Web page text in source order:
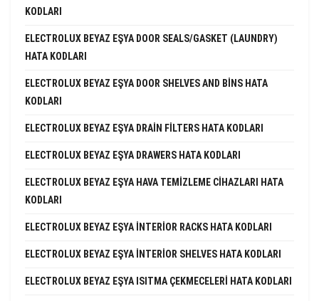
KODLARI
ELECTROLUX BEYAZ EŞYA DOOR SEALS/GASKET (LAUNDRY)
HATA KODLARI
ELECTROLUX BEYAZ EŞYA DOOR SHELVES AND BINS HATA
KODLARI
ELECTROLUX BEYAZ EŞYA DRAIN FILTERS HATA KODLARI
ELECTROLUX BEYAZ EŞYA DRAWERS HATA KODLARI
ELECTROLUX BEYAZ EŞYA HAVA TEMIZLEME CIHAZLARI HATA
KODLARI
ELECTROLUX BEYAZ EŞYA INTERIOR RACKS HATA KODLARI
ELECTROLUX BEYAZ EŞYA INTERIOR SHELVES HATA KODLARI
ELECTROLUX BEYAZ EŞYA ISITMA ÇEKMECELERI HATA KODLARI